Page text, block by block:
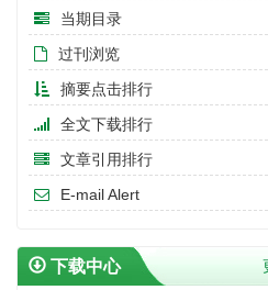
当期目录
过刊浏览
摘要点击排行
全文下载排行
文章引用排行
E-mail Alert
下载中心